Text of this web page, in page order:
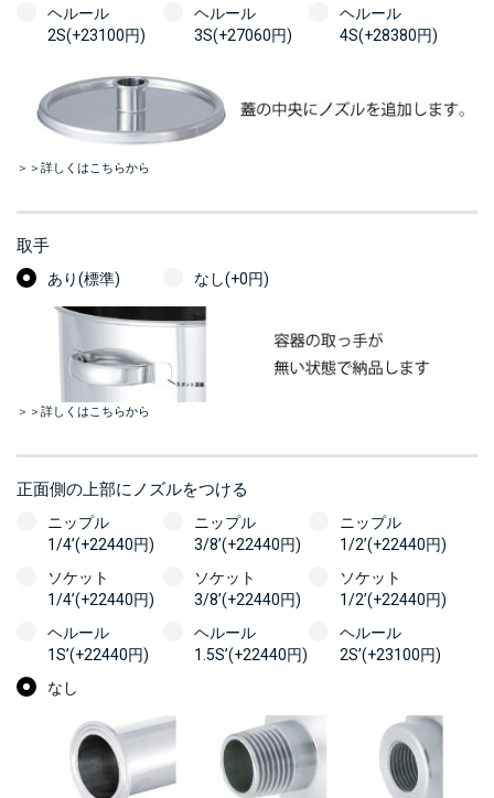
ヘルール
2S(+23100円)
ヘルール
3S(+27060円)
ヘルール
4S(+28380円)
＞＞詳しくはこちらから
取手
あり(標準) なし(+0円)
＞＞詳しくはこちらから
正面側の上部にノズルをつける
ニップル
1/4’(+22440円)
ニップル
3/8’(+22440円)
ニップル
1/2’(+22440円)
ソケット
1/4’(+22440円)
ソケット
3/8’(+22440円)
ソケット
1/2’(+22440円)
ヘルール
1S’(+22440円)
ヘルール
1.5S’(+22440円)
ヘルール
2S’(+23100円)
なし